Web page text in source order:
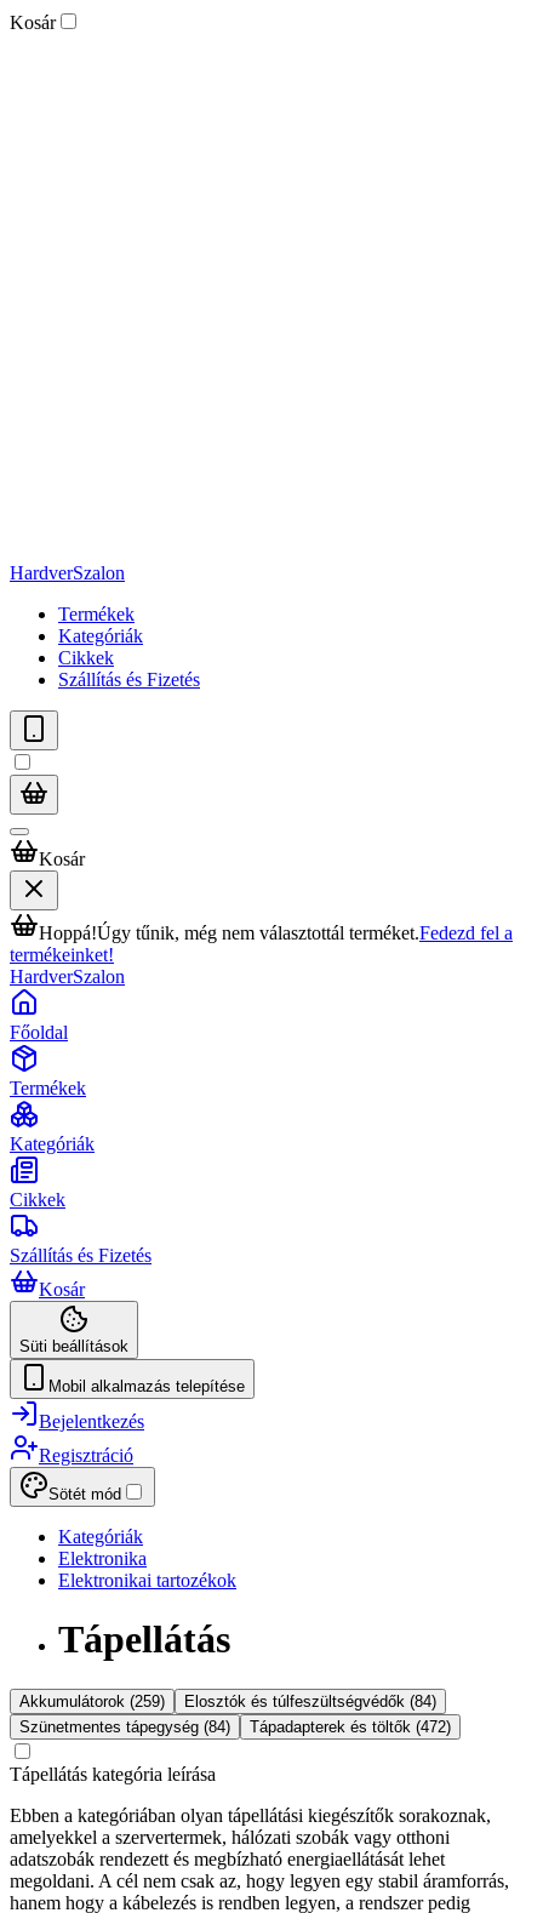
Kosár
HardverSzalon
Termékek
Kategóriák
Cikkek
Szállítás és Fizetés
Kosár
Hoppá!Úgy tűnik, még nem választottál terméket.Fedezd fel a
termékeinket!
HardverSzalon
Főoldal
Termékek
Kategóriák
Cikkek
Szállítás és Fizetés
Kosár
Süti beállítások
Mobil alkalmazás telepítése
Bejelentkezés
Regisztráció
Sötét mód
Kategóriák
Elektronika
Elektronikai tartozékok
Tápellátás
Akkumulátorok (259)
Elosztók és túlfeszültségvédők (84)
Szünetmentes tápegység (84)
Tápadapterek és töltők (472)
Tápellátás kategória leírása
Ebben a kategóriában olyan tápellátási kiegészítők sorakoznak,
amelyekkel a szervertermek, hálózati szobák vagy otthoni
adatszobák rendezett és megbízható energiaellátását lehet
megoldani. A cél nem csak az, hogy legyen egy stabil áramforrás,
hanem hogy a kábelezés is rendben legyen, a rendszer pedig